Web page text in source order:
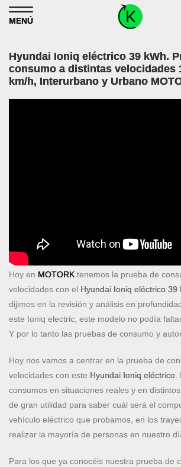
Skip to content
MENÚ
Hyundai Ioniq eléctrico 39 kWh.
consumo a distintas velocidades
km/h, Interurbano y Urbano
Hoy en MOTORK tenemos la prueba de
velocidades con el Hyundai Ioniq eléctrico 39
dijimos en la revisión y análisis en
este Ioniq electric, este modelo no podía
Y por lo tanto las pruebas de consumo y
Hoy nos vamos a centrar en la prueba de
velocidades con este Hyundai Ioniq eléctrico.
consumos en situaciones reales y en
de gran utilidad para saber cuál será el
vehículo eléctrico que probamos, en los
realizar la mayoría de personas en nuestro
Para los que ya conocéis nuestra prueba de